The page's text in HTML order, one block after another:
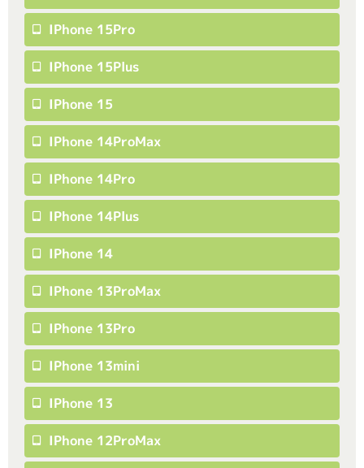
IPhone 15Pro
IPhone 15Plus
IPhone 15
IPhone 14ProMax
IPhone 14Pro
IPhone 14Plus
IPhone 14
IPhone 13ProMax
IPhone 13Pro
IPhone 13mini
IPhone 13
IPhone 12ProMax